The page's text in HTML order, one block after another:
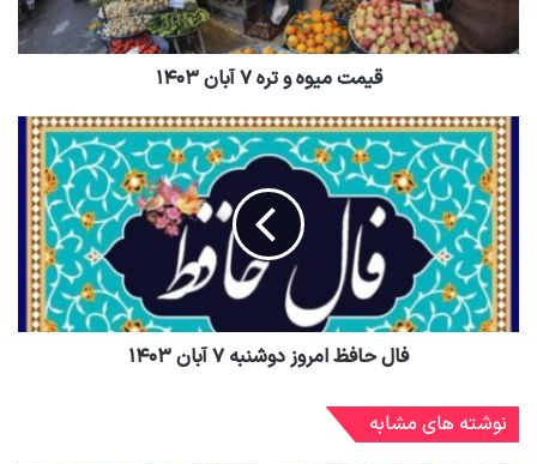
قیمت میوه و تره ۷ آبان ۱۴۰۳
فال حافظ امروز دوشنبه ۷ آبان ۱۴۰۳
نوشته های مشابه